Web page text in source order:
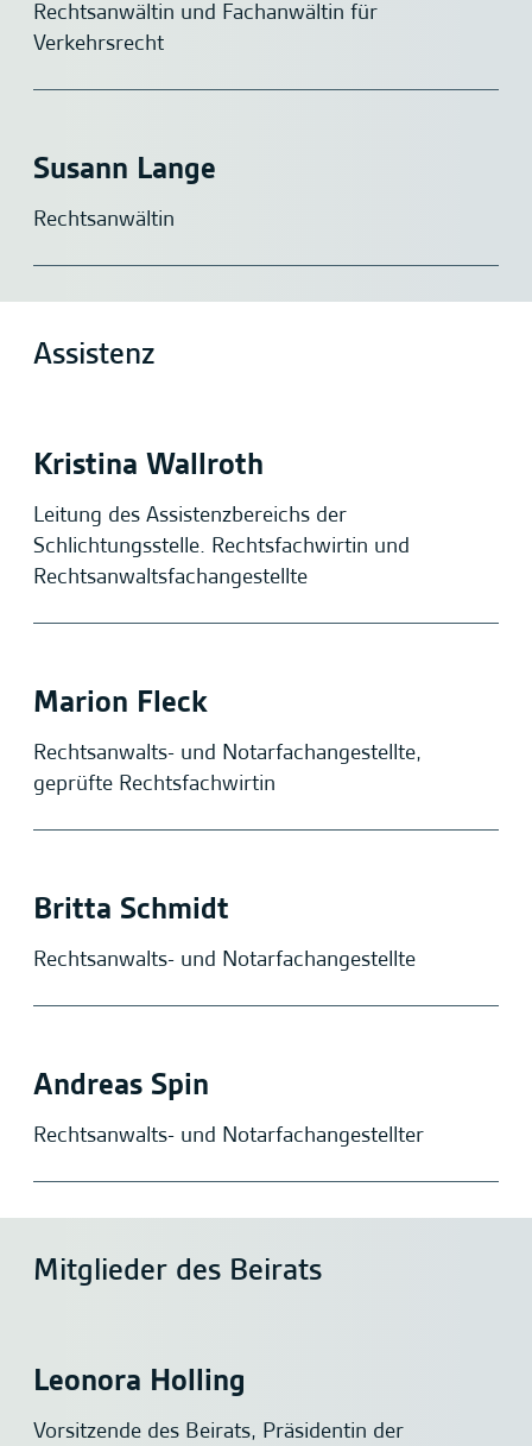
Rechtsanwältin und Fachanwältin für
Verkehrsrecht
Susann Lange
Rechtsanwältin
Assistenz
Kristina Wallroth
Leitung des Assistenzbereichs der
Schlichtungsstelle. Rechtsfachwirtin und
Rechtsanwaltsfachangestellte
Marion Fleck
Rechtsanwalts- und Notarfachangestellte,
geprüfte Rechtsfachwirtin
Britta Schmidt
Rechtsanwalts- und Notarfachangestellte
Andreas Spin
Rechtsanwalts- und Notarfachangestellter
Mitglieder des Beirats
Leonora Holling
Vorsitzende des Beirats, Präsidentin der